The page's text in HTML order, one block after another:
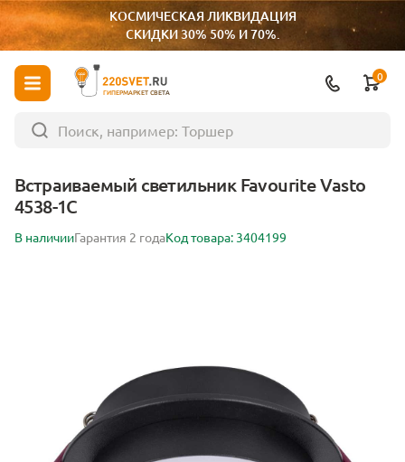
КОСМИЧЕСКАЯ ЛИКВИДАЦИЯ
СКИДКИ 30% 50% И 70%.
ГИПЕРМАРКЕТ СВЕТА
0
Встраиваемый светильник Favourite Vasto
4538-1C
В наличииГарантия 2 годаКод товара: 3404199